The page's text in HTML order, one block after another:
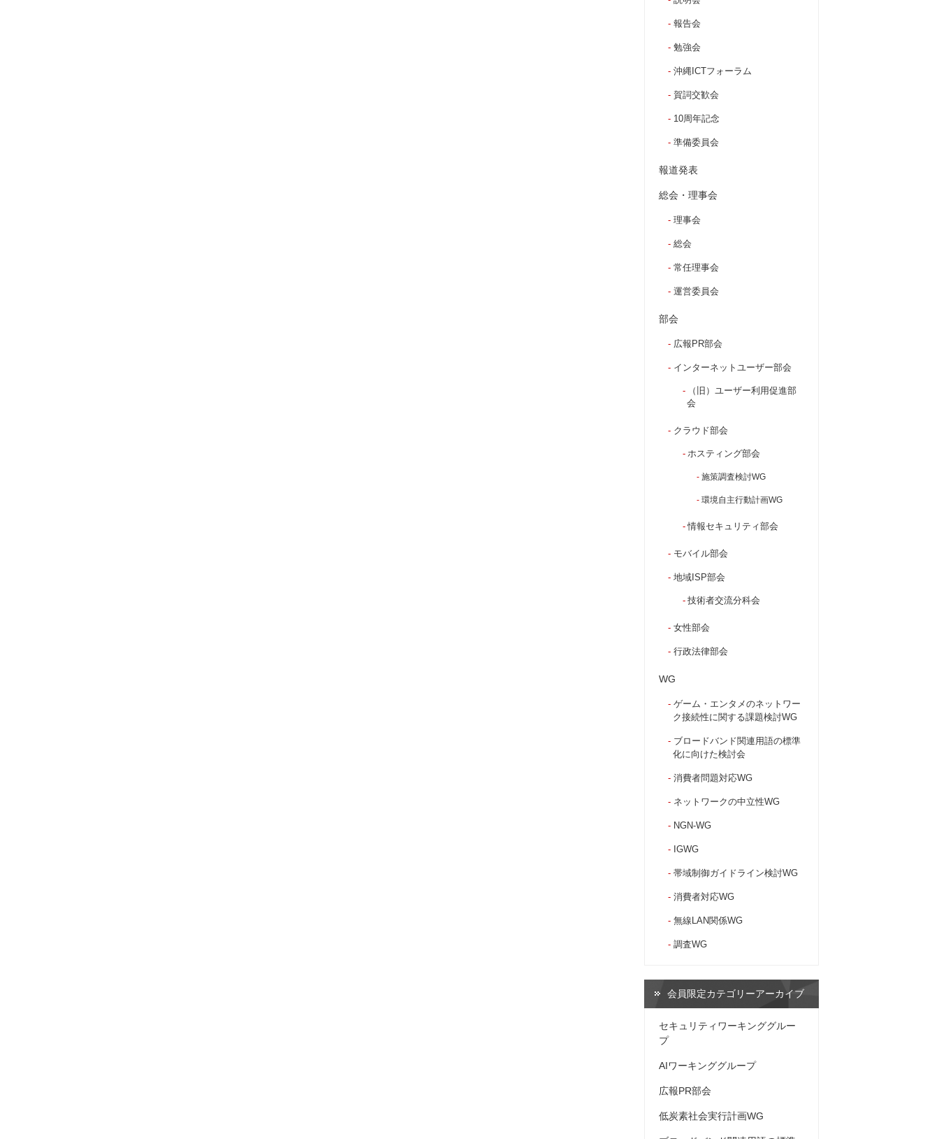
報告会
勉強会
沖縄ICTフォーラム
賀詞交歓会
10周年記念
準備委員会
報道発表
総会・理事会
理事会
総会
常任理事会
運営委員会
部会
広報PR部会
インターネットユーザー部会
（旧）ユーザー利用促進部
会
クラウド部会
ホスティング部会
施策調査検討WG
環境自主行動計画WG
情報セキュリティ部会
モバイル部会
地域ISP部会
技術者交流分科会
女性部会
行政法律部会
WG
ゲーム・エンタメのネットワー
ク接続性に関する課題検討WG
ブロードバンド関連用語の標準
化に向けた検討会
消費者問題対応WG
ネットワークの中立性WG
NGN-WG
IGWG
帯域制御ガイドライン検討WG
消費者対応WG
無線LAN関係WG
調査WG
会員限定カテゴリーアーカイブ
セキュリティワーキンググルー
プ
AIワーキンググループ
広報PR部会
低炭素社会実行計画WG